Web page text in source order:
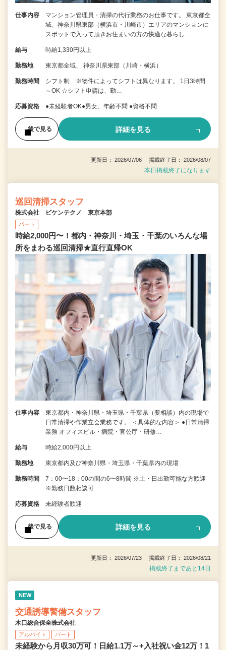
仕事内容
マンション管理員・清掃の代行業務のお仕事です。 東京都全
域、神奈川県東部（横浜市・川崎市）エリアのマンションに
スポットで入って頂きお住まいの方の快適な暮らし…
給与 時給1,330円以上
勤務地 東京都全域、 神奈川県東部（川崎・横浜）
勤務時間
シフト制 ※物件によってシフトは異なります。 1日3時間
～OK ☆シフト申請は、勤…
応募資格 ●未経験者OK●男女、年齢不問 ●資格不問
後で見る 詳細を見る
更新日： 2026/07/06 掲載終了日： 2026/08/07
本日掲載終了になります
巡回清掃スタッフ
株式会社 ビケンテクノ 東京本部
パート
時給2,000円〜！都内・神奈川・埼玉・千葉のいろんな場
所をまわる巡回清掃★直行直帰OK
仕事内容
東京都内・神奈川県・埼玉県・千葉県（要相談）内の現場で
日常清掃や作業立会業務です。 ＜具体的な内容＞ ●日常清掃
業務 オフィスビル・病院・官公庁・研修…
給与 時給2,000円以上
勤務地 東京都内及び神奈川県・埼玉県・千葉県内の現場
勤務時間
7：00〜18：00の間の6〜8時間 ※土・日出勤可能な方歓迎
※勤務日数相談可
応募資格 未経験者歓迎
後で見る 詳細を見る
更新日： 2026/07/23 掲載終了日： 2026/08/21
掲載終了まであと14日
NEW
交通誘導警備スタッフ
木口総合保全株式会社
アルバイト パート
未経験から月収30万可！日給1.1万～+入社祝い金12万！1